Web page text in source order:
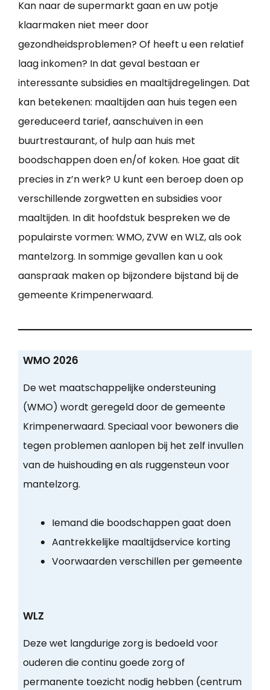
Kan naar de supermarkt gaan en uw potje
klaarmaken niet meer door
gezondheidsproblemen? Of heeft u een relatief
laag inkomen? In dat geval bestaan er
interessante subsidies en maaltijdregelingen. Dat
kan betekenen: maaltijden aan huis tegen een
gereduceerd tarief, aanschuiven in een
buurtrestaurant, of hulp aan huis met
boodschappen doen en/of koken. Hoe gaat dit
precies in z’n werk? U kunt een beroep doen op
verschillende zorgwetten en subsidies voor
maaltijden. In dit hoofdstuk bespreken we de
populairste vormen: WMO, ZVW en WLZ, als ook
mantelzorg. In sommige gevallen kan u ook
aanspraak maken op bijzondere bijstand bij de
gemeente Krimpenerwaard.
WMO 2026
De wet maatschappelijke ondersteuning
(WMO) wordt geregeld door de gemeente
Krimpenerwaard. Speciaal voor bewoners die
tegen problemen aanlopen bij het zelf invullen
van de huishouding en als ruggensteun voor
mantelzorg.
Iemand die boodschappen gaat doen
Aantrekkelijke maaltijdservice korting
Voorwaarden verschillen per gemeente
WLZ
Deze wet langdurige zorg is bedoeld voor
ouderen die continu goede zorg of
permanente toezicht nodig hebben (centrum